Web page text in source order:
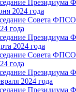
2024 года
Совета
года
2024 года
Совета
года
2024 года